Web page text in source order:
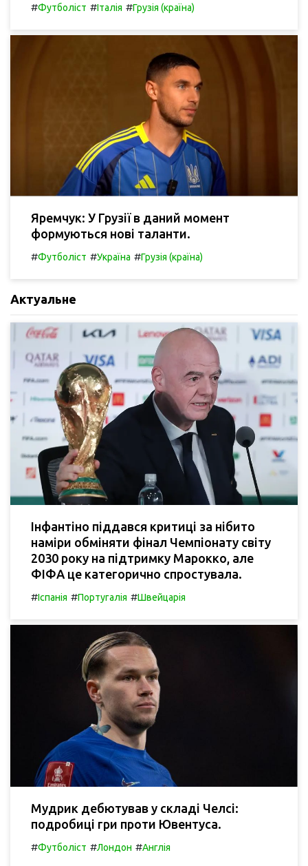
#Футболіст #Італія #Грузія (країна)
Яремчук: У Грузії в даний момент
формуються нові таланти.
#Футболіст #Україна #Грузія (країна)
Актуальне
Інфантіно піддався критиці за нібито
наміри обміняти фінал Чемпіонату світу
2030 року на підтримку Марокко, але
ФІФА це категорично спростувала.
#Іспанія #Португалія #Швейцарія
Мудрик дебютував у складі Челсі:
подробиці гри проти Ювентуса.
#Футболіст #Лондон #Англія